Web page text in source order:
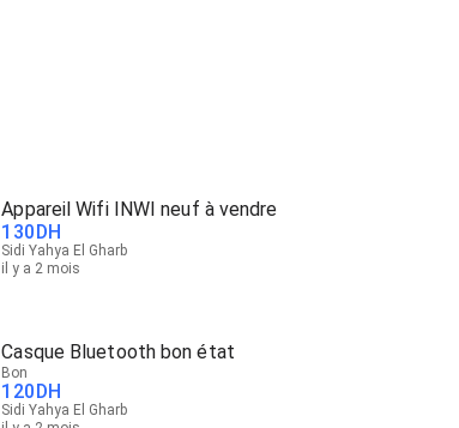
Appareil Wifi INWI neuf à vendre
130DH
Sidi Yahya El Gharb
il y a 2 mois
Casque Bluetooth bon état
Bon
120DH
Sidi Yahya El Gharb